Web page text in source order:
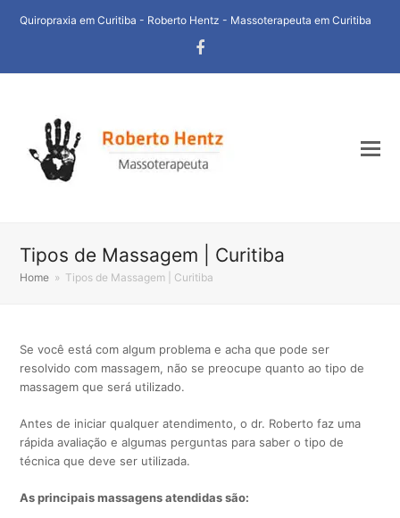
Quiropraxia em Curitiba - Roberto Hentz - Massoterapeuta em Curitiba
Tipos de Massagem | Curitiba
Home » Tipos de Massagem | Curitiba
Se você está com algum problema e acha que pode ser
resolvido com massagem, não se preocupe quanto ao tipo de
massagem que será utilizado.
Antes de iniciar qualquer atendimento, o dr. Roberto faz uma
rápida avaliação e algumas perguntas para saber o tipo de
técnica que deve ser utilizada.
As principais massagens atendidas são: